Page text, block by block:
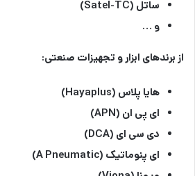
ساتل (Satel-TC)
و …
از برندهای ابزار و تجهیزات صنعتی:
هایا پلاس (Hayaplus)
ای پی ان (APN)
دی سی ای (DCA)
ای پنوماتیک (A Pneumatic)